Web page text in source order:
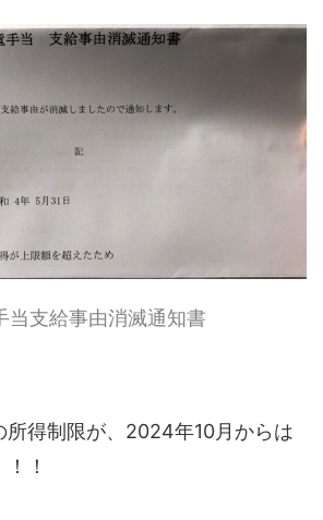
当支給事由消滅通知書
所得制限が、2024年10月からは
！